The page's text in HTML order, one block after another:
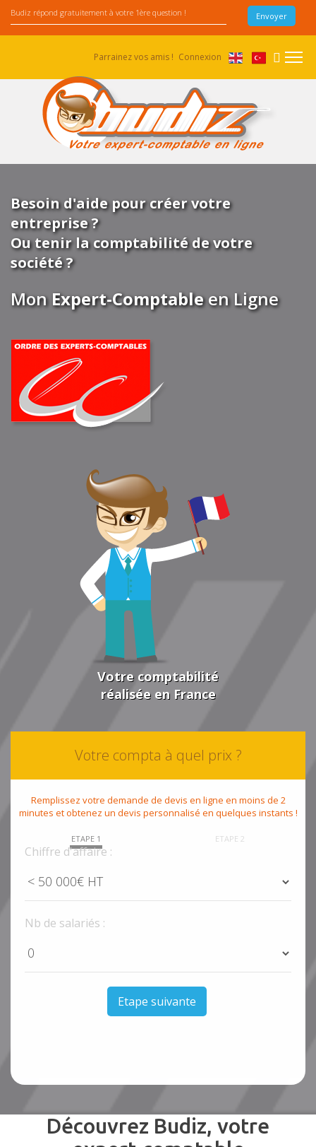
Parrainez vos amis ! Connexion
Besoin d'aide pour créer votre
entreprise ?
Ou tenir la comptabilité de votre
société ?
MonExpert-Comptableen Ligne
Votre comptabilité
réalisée en France
Votre compta à quel prix ?
Remplissez votre demande de devis en ligne en moins de 2
minutes et obtenez un devis personnalisé en quelques instants !
ETAPE 1 ETAPE 2
Chiffre d'affaire :
Nb de salariés :
Etape suivante
Découvrez Budiz, votre